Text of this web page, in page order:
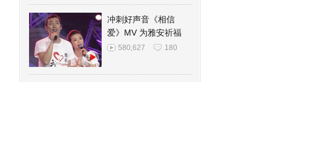
冲刺好声音《相信
爱》MV 为雅安祈福
580,627 180